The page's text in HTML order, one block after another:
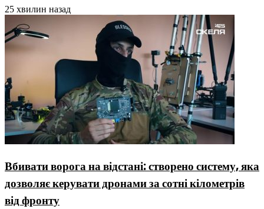
25 хвилин назад
Вбивати ворога на відстані: створено систему, яка
дозволяє керувати дронами за сотні кілометрів
від фронту